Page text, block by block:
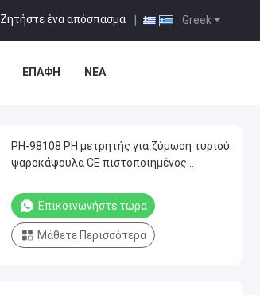
Greek
Ζητήστε ένα απόσπασμα
ΕΠΑΦΉ ΝΈΑ
PH-98108 PH μετρητής για ζύμωση τυριού
ψαροκάψουλα CE πιστοποιημένος
Επικοινωνήστε τώρα
Μάθετε Περισσότερα